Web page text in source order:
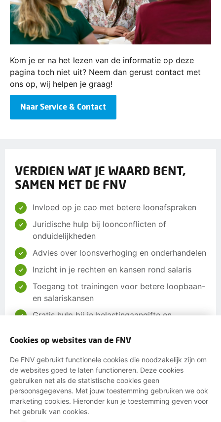
Kom je er na het lezen van de informatie op deze
pagina toch niet uit? Neem dan gerust contact met
ons op, wij helpen je graag!
Naar Service & Contact
VERDIEN WAT JE WAARD BENT,
SAMEN MET DE FNV
Invloed op je cao met betere loonafspraken
Juridische hulp bij loonconflicten of
onduidelijkheden
Advies over loonsverhoging en onderhandelen
Inzicht in je rechten en kansen rond salaris
Toegang tot trainingen voor betere loopbaan-
en salariskansen
Gratis hulp bij je belastingaangifte en
Word lid
Of maak een ander lid en verdien een tientje
Cookies op websites van de FNV
De FNV gebruikt functionele cookies die noodzakelijk zijn om
de websites goed te laten functioneren. Deze cookies
gebruiken net als de statistische cookies geen
persoonsgegevens. Met jouw toestemming gebruiken we ook
marketing cookies. Hieronder kun je toestemming geven voor
het gebruik van cookies.